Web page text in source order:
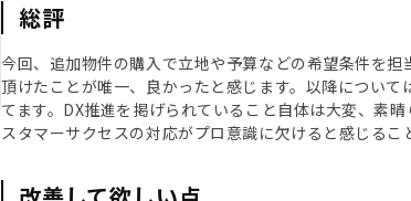
総評
今回、追加物件の購入で立地や予算などの希望条件を
頂けたことが唯一、良かったと感じます。以降につい
てます。DX推進を掲げられていること自体は大変、素
スタマーサクセスの対応がプロ意識に欠けると感じるこ